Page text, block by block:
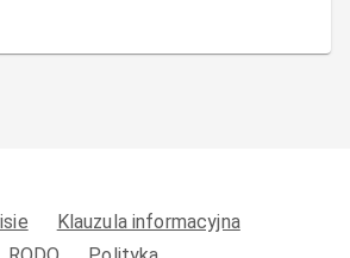
Klauzula informacyjna